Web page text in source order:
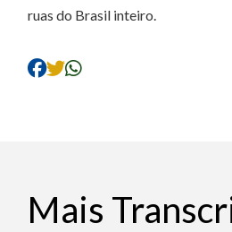
ruas do Brasil inteiro.
Mais